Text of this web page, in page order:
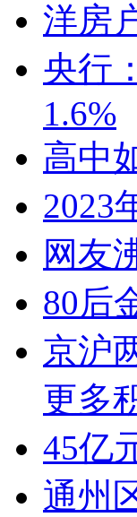
洋房
央行
1.6%
高中
2023
网友
80后
京沪
更多
45亿
通州